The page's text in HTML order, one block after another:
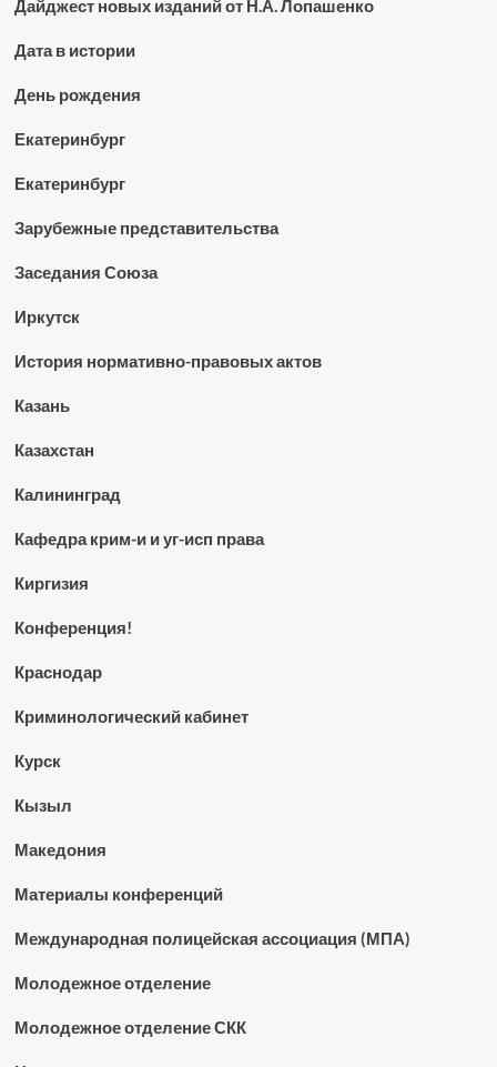
Дайджест новых изданий от Н.А. Лопашенко
Дата в истории
День рождения
Екатеринбург
Екатеринбург
Зарубежные представительства
Заседания Союза
Иркутск
История нормативно-правовых актов
Казань
Казахстан
Калининград
Кафедра крим-и и уг-исп права
Киргизия
Конференция!
Краснодар
Криминологический кабинет
Курск
Кызыл
Македония
Материалы конференций
Международная полицейская ассоциация (МПА)
Молодежное отделение
Молодежное отделение СКК